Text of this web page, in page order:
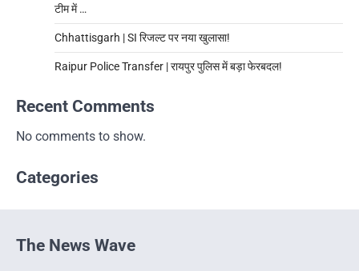
टीम में …
Chhattisgarh | SI रिजल्ट पर नया खुलासा!
Raipur Police Transfer | रायपुर पुलिस में बड़ा फेरबदल!
Recent Comments
No comments to show.
Categories
The News Wave